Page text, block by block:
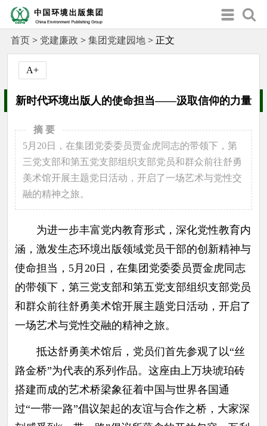
首页> 党建廉政 > 集团党建园地> 正文
A+
新时代环境出版人的使命担当——汲取信仰的力量
摘 要
5月20日，在集团党委委员贾金虎同志的带领下，第
三党支部和第五党支部组织支部党员和群众前往舒勇
美术馆开展主题党日活动，开启了一场艺术与党性交
融的精神之旅。
为进一步丰富党内教育形式，深化党性教育内
涵，激发生态环境出版领域党员干部的创新精神与
使命担当，5月20日，在集团党委委员贾金虎同志
的带领下，第三党支部和第五党支部组织支部党员
和群众前往舒勇美术馆开展主题党日活动，开启了
一场艺术与党性交融的精神之旅。
抵达舒勇美术馆后，党员们首先参观了以“丝
路金桥”为代表的系列作品。这座由上万块琥珀砖
搭建而成的艺术桥梁象征着中国与世界各国通
过“一带一路”倡议架起的友谊与合作之桥，大家深